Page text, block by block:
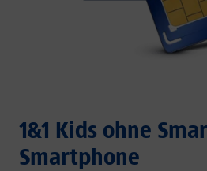
1&1 Kids ohne
Smartphone